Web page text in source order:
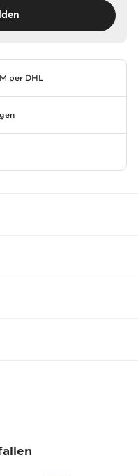
per DHL